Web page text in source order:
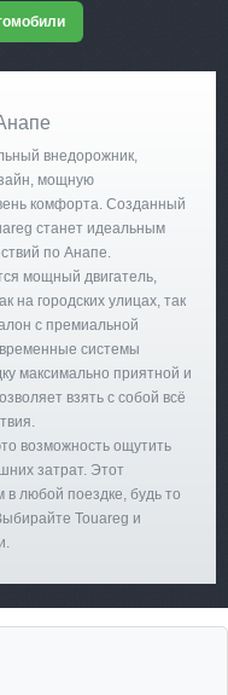
внедорожник,
мощную
комфорта. Созданный
станет идеальным
по Анапе.
мощный двигатель,
на городских улицах, так
с премиальной
системы
максимально приятной и
взять с собой всё
возможность ощутить
затрат. Этот
любой поездке, будь то
Touareg и